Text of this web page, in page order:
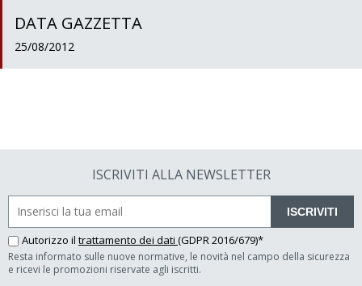
DATA GAZZETTA
25/08/2012
ISCRIVITI ALLA NEWSLETTER
ISCRIVITI
Autorizzo il trattamento dei dati (GDPR 2016/679)*
Resta informato sulle nuove normative, le novità nel campo della sicurezza
e ricevi le promozioni riservate agli iscritti.